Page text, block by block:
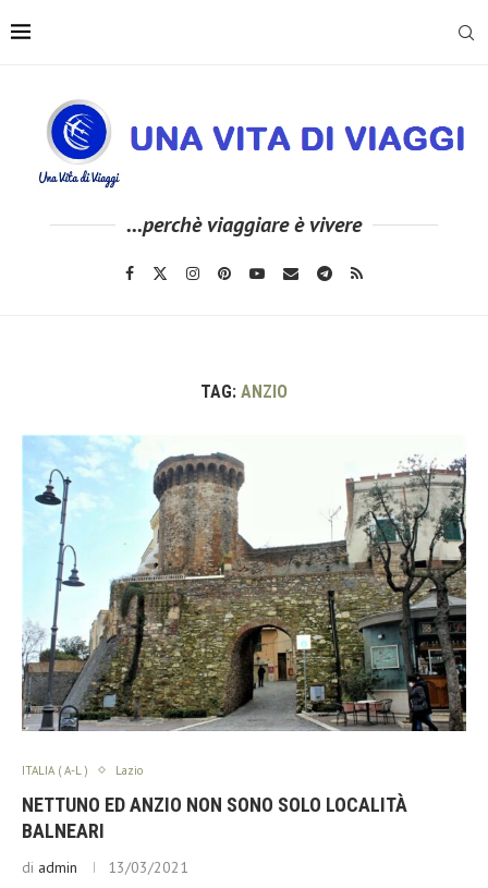
...perchè viaggiare è vivere
TAG: ANZIO
ITALIA ( A-L ) Lazio
NETTUNO ED ANZIO NON SONO SOLO LOCALITÀ
BALNEARI
di admin 13/03/2021